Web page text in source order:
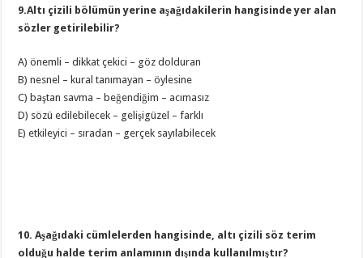
9.Altı çizili bölümün yerine aşağıdakilerin hangisinde yer alan
sözler getirilebilir?
A) önemli – dikkat çekici – göz dolduran
B) nesnel – kural tanımayan – öylesine
C) baştan savma – beğendiğim – acımasız
D) sözü edilebilecek – gelişigüzel – farklı
E) etkileyici – sıradan – gerçek sayılabilecek
10. Aşağıdaki cümlelerden hangisinde, altı çizili söz terim
olduğu halde terim anlamının dışında kullanılmıştır?